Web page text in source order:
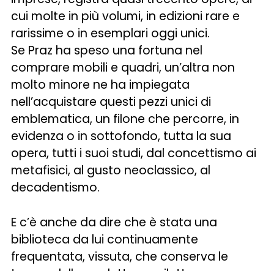
cui molte in più volumi, in edizioni rare e
rarissime o in esemplari oggi unici.
Se Praz ha speso una fortuna nel
comprare mobili e quadri, un’altra non
molto minore ne ha impiegata
nell’acquistare questi pezzi unici di
emblematica, un filone che percorre, in
evidenza o in sottofondo, tutta la sua
opera, tutti i suoi studi, dal concettismo ai
metafisici, al gusto neoclassico, al
decadentismo.
E c’è anche da dire che è stata una
biblioteca da lui continuamente
frequentata, vissuta, che conserva le